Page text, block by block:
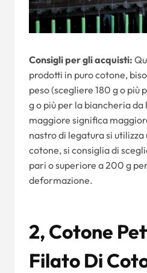
Consigli per gli acquisti:
prodotti in puro cotone,
peso (scegliere 180 g o più
g o più per la biancheria da
maggiore significa
nastro di legatura si
cotone, si consiglia di
pari o superiore a 200 g
deformazione.
2, Cotone
Filato Di